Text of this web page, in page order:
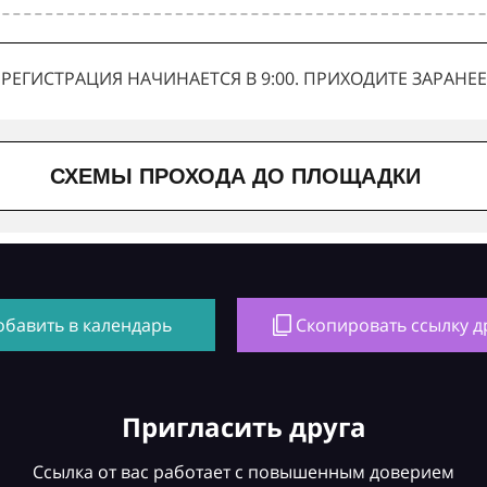
РЕГИСТРАЦИЯ НАЧИНАЕТСЯ В 9:00. ПРИХОДИТЕ ЗАРАНЕЕ
СХЕМЫ ПРОХОДА ДО ПЛОЩАДКИ
в календарь Скопировать ссылку
Пригласить друга
Ссылка от вас работает с повышенным доверием